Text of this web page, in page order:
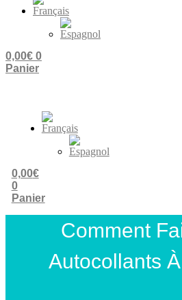
0,00€ 0
Panier
0,00€
0
Panier
Comment
Autocollants